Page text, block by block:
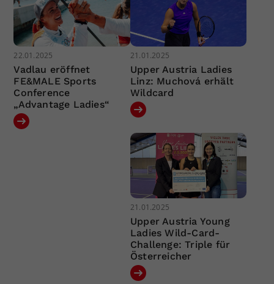
22.01.2025
Vadlau eröffnet
FE&MALE Sports
Conference
„Advantage Ladies“
21.01.2025
Upper Austria Ladies
Linz: Muchová erhält
Wildcard
21.01.2025
Upper Austria Young
Ladies Wild-Card-
Challenge: Triple für
Österreicher